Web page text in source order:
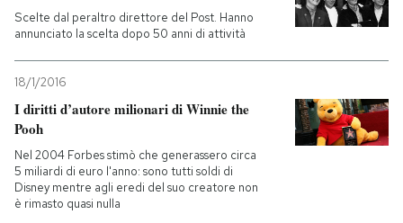
Scelte dal peraltro direttore del Post. Hanno
annunciato la scelta dopo 50 anni di attività
18/1/2016
I diritti d’autore milionari di Winnie the
Pooh
Nel 2004 Forbes stimò che generassero circa
5 miliardi di euro l'anno: sono tutti soldi di
Disney mentre agli eredi del suo creatore non
è rimasto quasi nulla